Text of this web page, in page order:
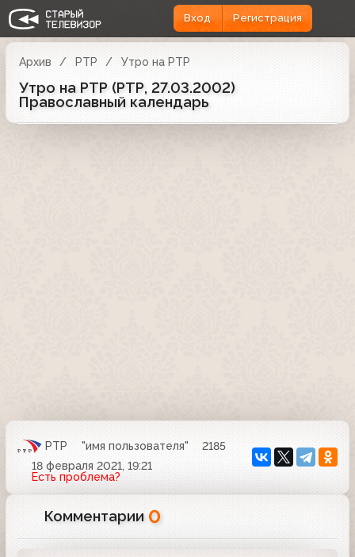
Вход Регистрация
Архив РТР Утро на РТР
Утро на РТР (РТР, 27.03.2002)
Православный календарь
РТР "имя пользователя"
2185
18 февраля 2021, 19:21
Есть проблема?
Комментарии 0